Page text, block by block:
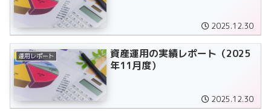
2025.12.30
運用レポート
資産運用の実績レポート（2025
年11月度）
2025.12.30